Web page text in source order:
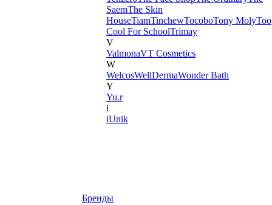
SaemThe Skin
HouseTiamTinchewTocoboTony MolyToo
Cool For SchoolTrimay
V
ValmonaVT Cosmetics
W
WelcosWellDermaWonder Bath
Y
Yu.r
i
iUnik
Бренды